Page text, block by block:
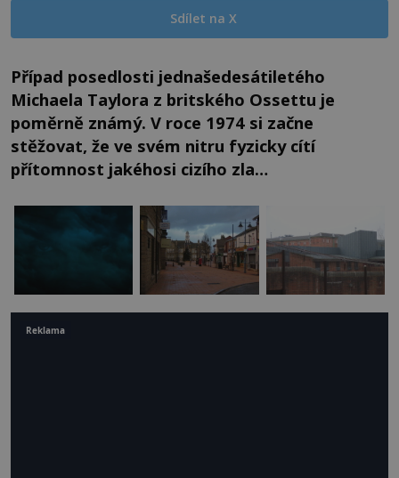
Sdílet na X
Případ posedlosti jednašedesátiletého
Michaela Taylora z britského Ossettu je
poměrně známý. V roce 1974 si začne
stěžovat, že ve svém nitru fyzicky cítí
přítomnost jakéhosi cizího zla…
Reklama